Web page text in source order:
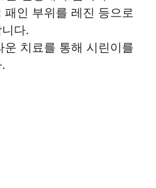
패인 부위를 레진 등으로
다.
운 치료를 통해 시린이를